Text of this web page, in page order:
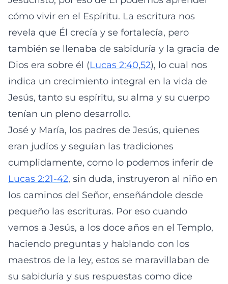
cómo vivir en el Espíritu. La escritura nos
revela que Él crecía y se fortalecía, pero
también se llenaba de sabiduría y la gracia de
Dios era sobre él (Lucas 2:40,52), lo cual nos
indica un crecimiento integral en la vida de
Jesús, tanto su espíritu, su alma y su cuerpo
tenían un pleno desarrollo.
José y María, los padres de Jesús, quienes
eran judíos y seguían las tradiciones
cumplidamente, como lo podemos inferir de
Lucas 2:21-42, sin duda, instruyeron al niño en
los caminos del Señor, enseñándole desde
pequeño las escrituras. Por eso cuando
vemos a Jesús, a los doce años en el Templo,
haciendo preguntas y hablando con los
maestros de la ley, estos se maravillaban de
su sabiduría y sus respuestas como dice